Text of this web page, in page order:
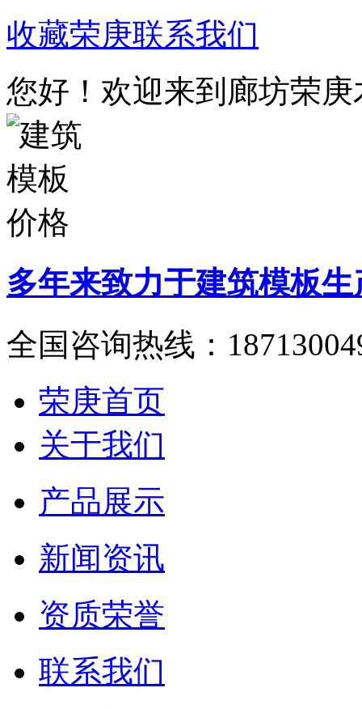
收藏荣庚联系我们
您好！欢迎来到廊坊荣
多年来致力于建筑模板生
全国咨询热线：
荣庚首页
关于我们
产品展示
新闻资讯
资质荣誉
联系我们